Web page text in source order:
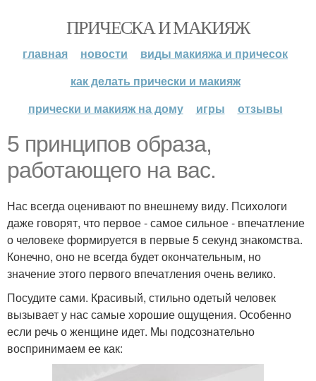
ПРИЧЕСКА И МАКИЯЖ
главная новости
виды макияжа и причесок
как делать прически и макияж
прически и макияж на дому
игры отзывы
5 принципов образа,
работающего на вас.
Нас всегда оценивают по внешнему виду. Психологи
даже говорят, что первое - самое сильное - впечатление
о человеке формируется в первые 5 секунд знакомства.
Конечно, оно не всегда будет окончательным, но
значение этого первого впечатления очень велико.
Посудите сами. Красивый, стильно одетый человек
вызывает у нас самые хорошие ощущения. Особенно
если речь о женщине идет. Мы подсознательно
воспринимаем ее как: